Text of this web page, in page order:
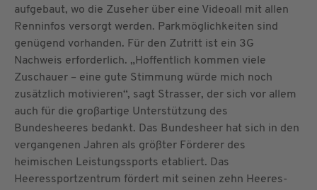
aufgebaut, wo die Zuseher über eine Videoall mit allen
Renninfos versorgt werden. Parkmöglichkeiten sind
genügend vorhanden. Für den Zutritt ist ein 3G
Nachweis erforderlich. „Hoffentlich kommen viele
Zuschauer – eine gute Stimmung würde mich noch
zusätzlich motivieren“, sagt Strasser, der sich vor allem
auch für die großartige Unterstützung des
Bundesheeres bedankt. Das Bundesheer hat sich in den
vergangenen Jahren als größter Förderer des
heimischen Leistungssports etabliert. Das
Heeressportzentrum fördert mit seinen zehn Heeres-